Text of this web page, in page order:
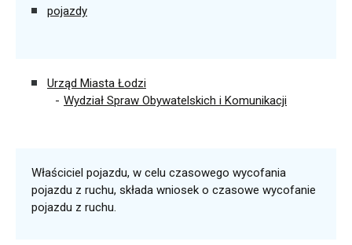
pojazdy
Urząd Miasta Łodzi
Wydział Spraw Obywatelskich i Komunikacji
Właściciel pojazdu, w celu czasowego wycofania
pojazdu z ruchu, składa wniosek o czasowe wycofanie
pojazdu z ruchu.